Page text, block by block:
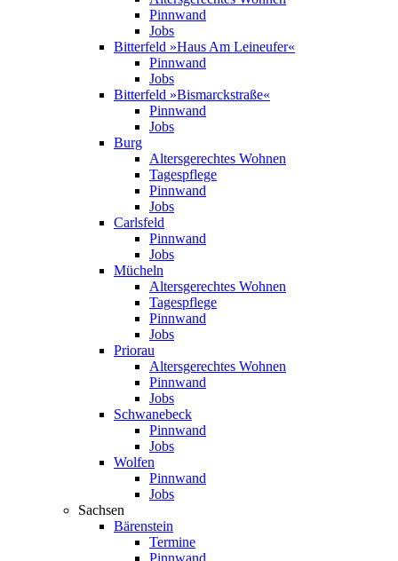
Pinnwand
Jobs
Bitterfeld »Haus Am Leineufer«
Pinnwand
Jobs
Bitterfeld »Bismarck­straße«
Pinnwand
Jobs
Burg
Altersgerechtes Wohnen
Tagespflege
Pinnwand
Jobs
Carlsfeld
Pinnwand
Jobs
Mücheln
Altersgerechtes Wohnen
Tagespflege
Pinnwand
Jobs
Priorau
Altersgerechtes Wohnen
Pinnwand
Jobs
Schwanebeck
Pinnwand
Jobs
Wolfen
Pinnwand
Jobs
Sachsen
Bärenstein
Termine